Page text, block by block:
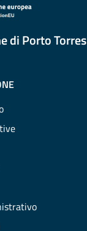
di Porto Torres